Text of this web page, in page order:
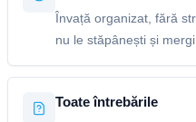
Învață organizat, fără
nu le stăpânești și
Toate întrebările